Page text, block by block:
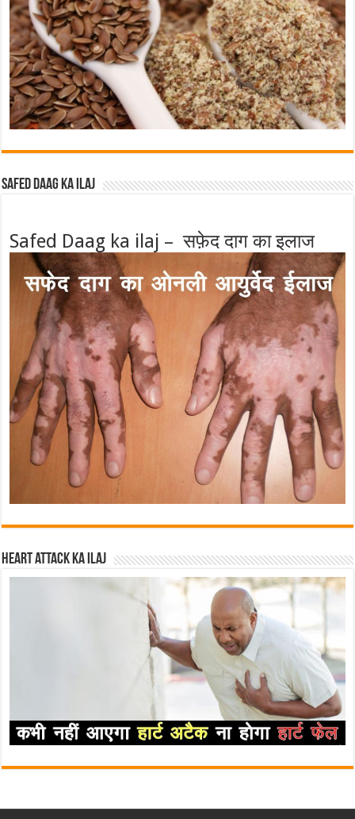
Safed Daag ka ilaj
Safed Daag ka ilaj – सफ़ेद दाग का इलाज
Heart attack ka ilaj